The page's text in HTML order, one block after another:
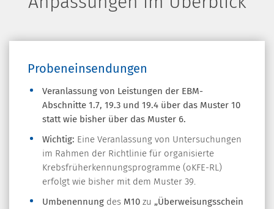
Probeneinsendungen
Veranlassung von Leistungen der EBM-
Abschnitte 1.7, 19.3 und 19.4 über das Muster 10
statt wie bisher über das Muster 6.
Wichtig: Eine Veranlassung von Untersuchungen
im Rahmen der Richtlinie für organisierte
Krebsfrüherkennungsprogramme (oKFE-RL)
erfolgt wie bisher mit dem Muster 39.
Umbenennung des M10 zu „Überweisungsschein